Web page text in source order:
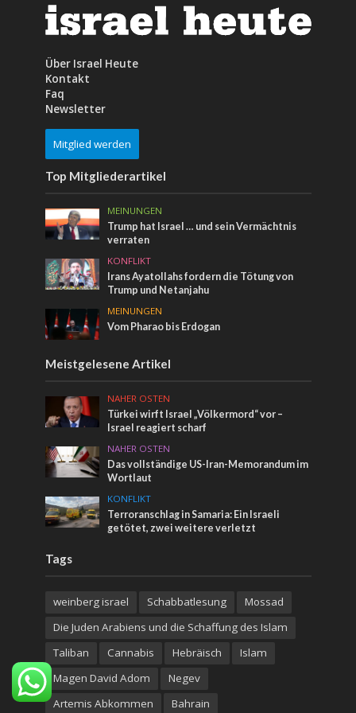
Über Israel Heute
Kontakt
Faq
Newsletter
Mitglied werden
Top Mitgliederartikel
MEINUNGEN
Trump hat Israel … und sein Vermächtnis
verraten
KONFLIKT
Irans Ayatollahs fordern die Tötung von
Trump und Netanjahu
MEINUNGEN
Vom Pharao bis Erdogan
Meistgelesene Artikel
NAHER OSTEN
Türkei wirft Israel „Völkermord“ vor –
Israel reagiert scharf
NAHER OSTEN
Das vollständige US-Iran-Memorandum im
Wortlaut
KONFLIKT
Terroranschlag in Samaria: Ein Israeli
getötet, zwei weitere verletzt
Tags
weinberg israel Schabbatlesung
Mossad
Die Juden Arabiens und die Schaffung des Islam
Taliban
Cannabis Hebräisch
Islam
Magen David Adom
Negev
Artemis Abkommen
Bahrain